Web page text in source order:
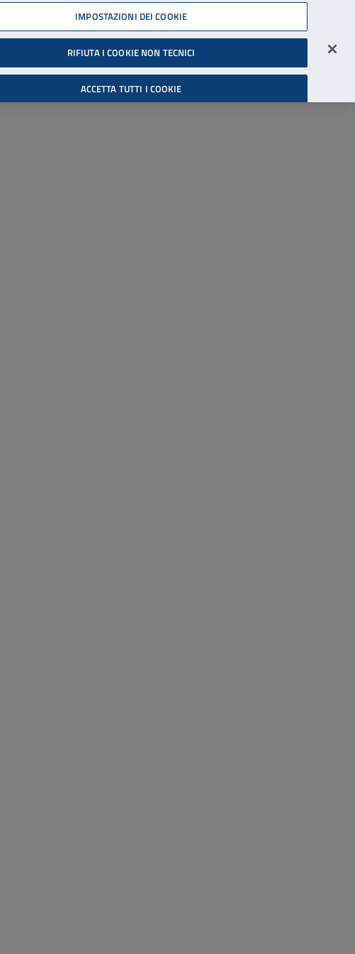
06 45539607
Accessibilità
Cerca
Accedi all'area riservata
IMPOSTAZIONI DEI COOKIE
RIFIUTA I COOKIE NON TECNICI
ACCETTA TUTTI I COOKIE